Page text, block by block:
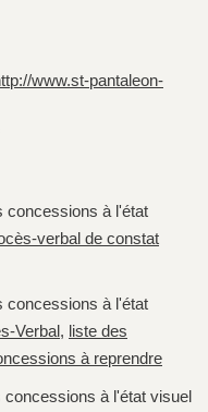
www.st-pantaleon-
concessions à l'état
verbal de constat
concessions à l'état
Verbal, liste des
à reprendre
à l'état visuel